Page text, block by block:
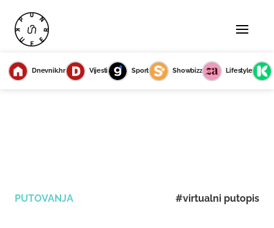
Dnevnik.hr Vijesti Sport Showbizz Lifestyle
PUTOVANJA #virtualni putopis